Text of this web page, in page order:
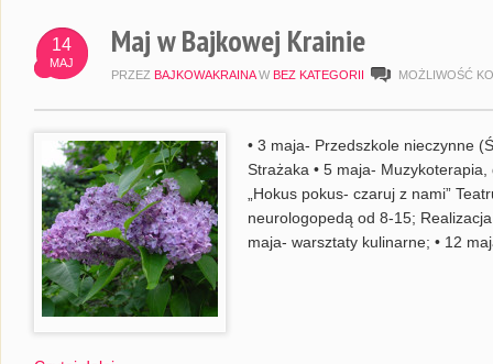
14
MAJ
Maj w Bajkowej Krainie
PRZEZ BAJKOWAKRAINA W BEZ KATEGORII MOŻLIWOŚĆ
• 3 maja- Przedszkole nieczynne
Strażaka • 5 maja-
„Hokus pokus- czaruj z nami”
neurologopedą od 8-15;
maja- warsztaty kulinarne; • 12